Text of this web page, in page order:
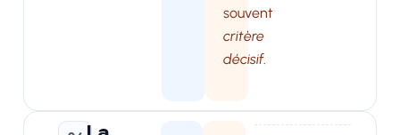
souvent
critère
décisif.